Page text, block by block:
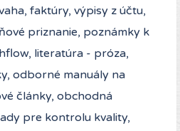
faktúry, výpisy z účtu,
priznanie, poznámky k
literatúra - próza,
odborné manuály na
články, obchodná
pre kontrolu kvality,